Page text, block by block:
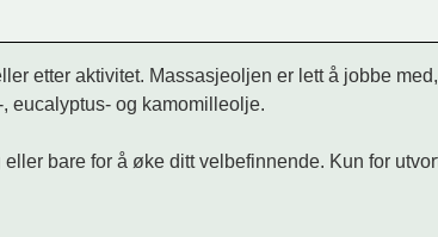
etter aktivitet. Massasjeoljen er lett å jobbe
eucalyptus- og kamomilleolje.
bare for å øke ditt velbefinnende. Kun for